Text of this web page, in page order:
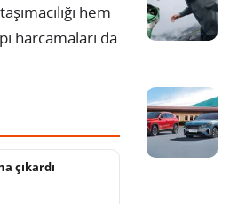
hem
harcamaları da
çıkardı